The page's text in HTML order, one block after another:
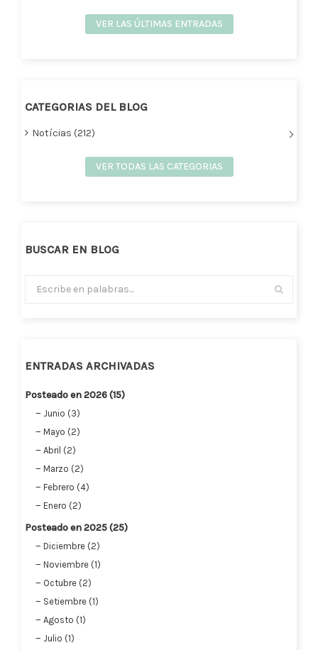
VER LAS ÚLTIMAS ENTRADAS
CATEGORIAS DEL BLOG
Notícias (212)
VER TODAS LAS CATEGORIAS
BUSCAR EN BLOG
ENTRADAS ARCHIVADAS
Posteado en 2026 (15)
Junio (3)
Mayo (2)
Abril (2)
Marzo (2)
Febrero (4)
Enero (2)
Posteado en 2025 (25)
Diciembre (2)
Noviembre (1)
Octubre (2)
Setiembre (1)
Agosto (1)
Julio (1)